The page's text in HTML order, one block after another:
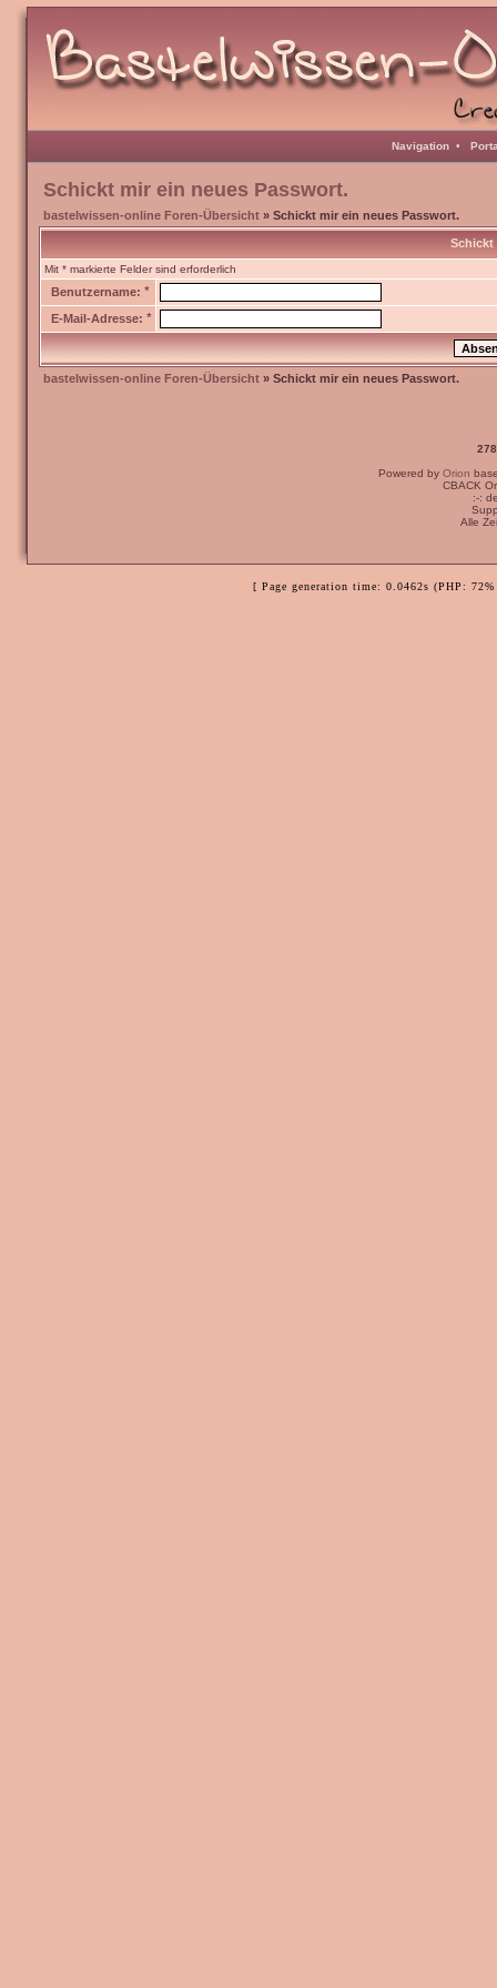
Navigation •
Schickt mir ein neues Passwort.
bastelwissen-online Foren-Übersicht » Schickt mir ein neues Passwort.
Schickt
Mit * markierte Felder sind erforderlich
Benutzername: *
E-Mail-Adresse: *
bastelwissen-online Foren-Übersicht » Schickt mir ein neues Passwort.
Powered by Orion
CBACK
:-:
Alle
[ Page generation time: 0.0462s (PHP: